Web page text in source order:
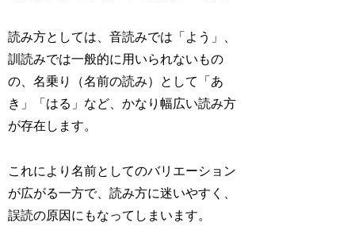
読み方としては、音読みでは「よう」、
訓読みでは一般的に用いられないもの
の、名乗り（名前の読み）として「あ
き」「はる」など、かなり幅広い読み方
が存在します。
これにより名前としてのバリエーション
が広がる一方で、読み方に迷いやすく、
誤読の原因にもなってしまいます。